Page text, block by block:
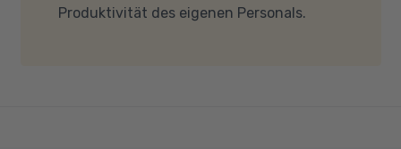
dass für eine reibungslose Übertragung eine
Produktivität des eigenen Personals.